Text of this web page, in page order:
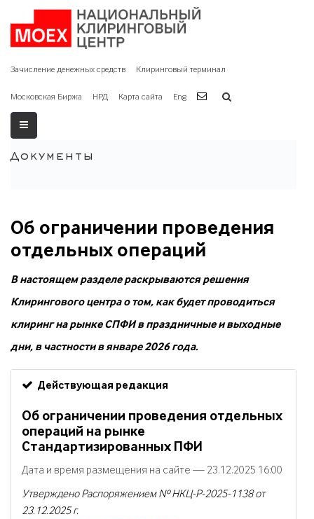
Зачисление денежных средств Клиринговый терминал
Московская Биржа НРД Карта сайта Eng
Документы
Об ограничении проведения
отдельных операций
В настоящем разделе раскрываются решения
Клирингового центра о том, как будет проводиться
клиринг на рынке СПФИ в праздничные и выходные
дни, в частности в январе 2026 года.
Действующая редакция
Об ограничении проведения отдельных
операций на рынке
Стандартизированных ПФИ
Дата и время размещения на сайте — 23.12.2025 16:00
Утверждено Распоряжением № НКЦ-Р-2025-1138 от
23.12.2025 г.